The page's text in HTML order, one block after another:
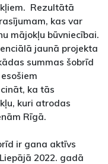
Rezultātā
kas var
mājokļu būvniecībai.
jaunā projekta
summas šobrīd
ka tās
kuri atrodas
Rīgā.
ir gana aktīvs
2022. gadā